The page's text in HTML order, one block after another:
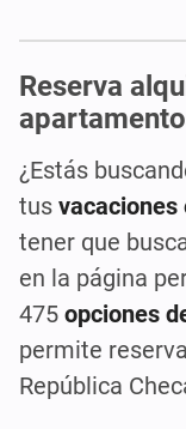
Reserva
¿Estás
tus vacaciones
tener que
en la página
475 opciones
permite
República